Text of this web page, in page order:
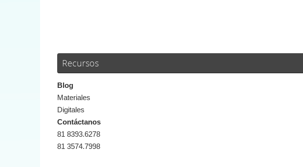
Recursos
Blog
Materiales
Digitales
Contáctanos
81 8393.6278
81 3574.7998